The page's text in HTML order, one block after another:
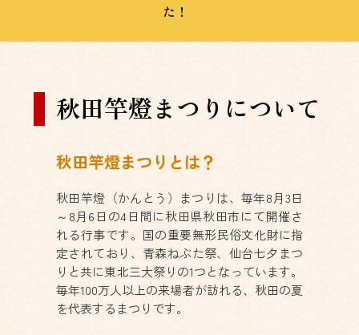
た！
秋田竿燈まつりについて
秋田竿燈まつりとは？
秋田竿燈（かんとう）まつりは、毎年8月3日
～8月6日の4日間に秋田県秋田市にて開催さ
れる行事です。国の重要無形民俗文化財に指
定されており、青森ねぶた祭、仙台七夕まつ
りと共に東北三大祭りの1つとなっています。
毎年100万人以上の来場者が訪れる、秋田の夏
を代表するまつりです。